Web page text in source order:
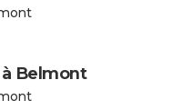
Belmont